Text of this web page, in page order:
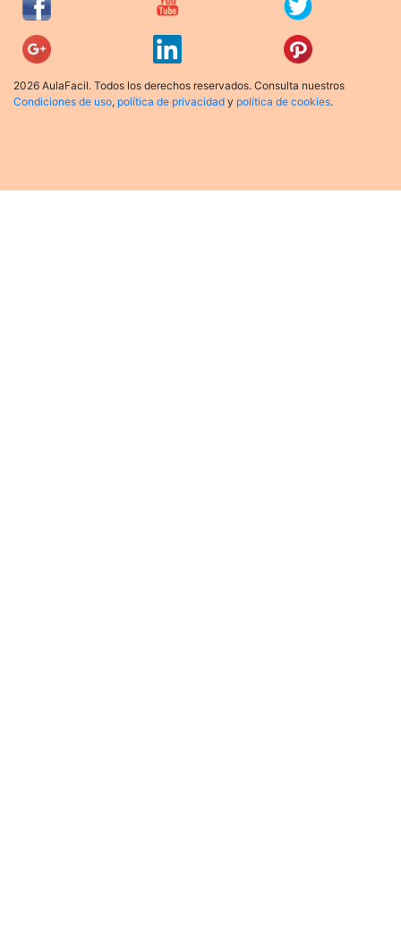
2026 AulaFacil. Todos los derechos reservados. Consulta nuestros
Condiciones de uso, política de privacidad y política de cookies.